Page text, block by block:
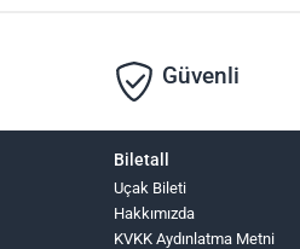
Güvenli
Biletall
Uçak Bileti
Hakkımızda
KVKK Aydınlatma Metni